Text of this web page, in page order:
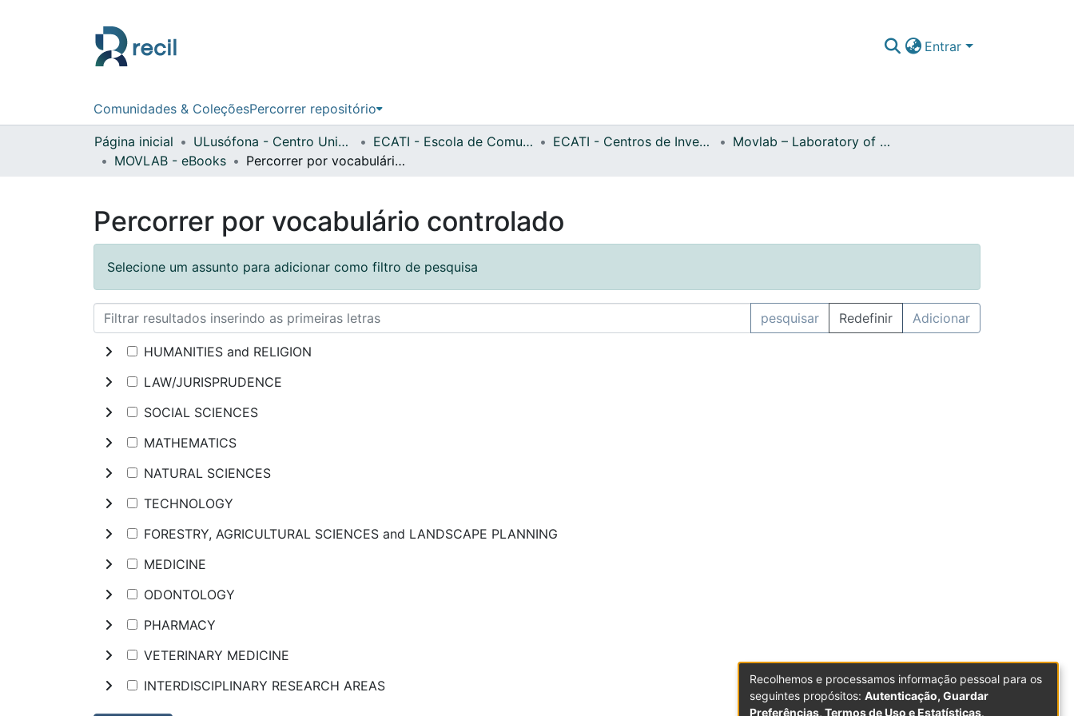
Entrar
Comunidades & ColeçõesPercorrer repositório
Página inicial ULusófona - Centro Universitário de Lisboa ECATI - Escola de Comunicação, Arquitetura, Artes e Tecnologias da Informação ECATI - Centros de Investigação
Movlab – Laboratory of Technologies for Interactions and Interfaces
MOVLAB - eBooks
Percorrer por vocabulário controlado
Percorrer por vocabulário controlado
Selecione um assunto para adicionar como filtro de pesquisa
pesquisar Redefinir Adicionar
HUMANITIES and RELIGION
LAW/JURISPRUDENCE
SOCIAL SCIENCES
MATHEMATICS
NATURAL SCIENCES
TECHNOLOGY
FORESTRY, AGRICULTURAL SCIENCES and LANDSCAPE PLANNING
MEDICINE
ODONTOLOGY
PHARMACY
VETERINARY MEDICINE
INTERDISCIPLINARY RESEARCH AREAS
Recolhemos e processamos informação pessoal para os
seguintes propósitos: Autenticação, Guardar
Preferências, Termos de Uso e Estatísticas.